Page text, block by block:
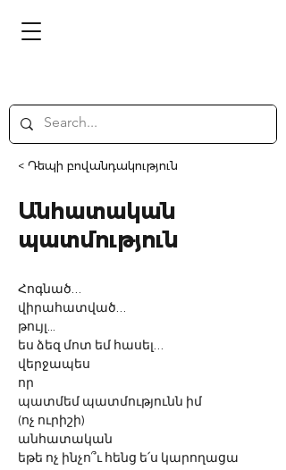
< Դեպի բովանդակություն
Անհատական
պատմություն
Հոգնած…
վիրահատված…
թույլ...
ես ձեզ մոտ եմ հասել…
վերջապես
որ
պատմեմ պատմությունն իմ
(ոչ ուրիշի)
անհատական
եթե ոչ ինչո՞ւ հենց ե՛ս կարողացա